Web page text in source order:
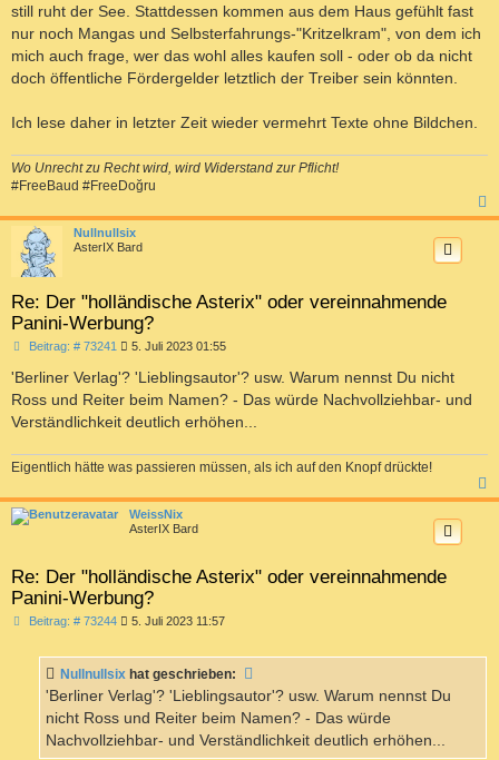
still ruht der See. Stattdessen kommen aus dem Haus gefühlt fast
nur noch Mangas und Selbsterfahrungs-"Kritzelkram", von dem ich
mich auch frage, wer das wohl alles kaufen soll - oder ob da nicht
doch öffentliche Fördergelder letztlich der Treiber sein könnten.
Ich lese daher in letzter Zeit wieder vermehrt Texte ohne Bildchen.
Wo Unrecht zu Recht wird, wird Widerstand zur Pflicht!
#FreeBaud #FreeDoğru
a
Nullnullsix
AsterIX Bard
Re: Der "holländische Asterix" oder vereinnahmende
Panini-Werbung?
Beitrag: # 73241 B
i
t
r
a
g
5. Juli 2023 01:55
'Berliner Verlag'? 'Lieblingsautor'? usw. Warum nennst Du nicht
Ross und Reiter beim Namen? - Das würde Nachvollziehbar- und
Verständlichkeit deutlich erhöhen...
Eigentlich hätte was passieren müssen, als ich auf den Knopf drückte!
a
WeissNix
AsterIX Bard
Re: Der "holländische Asterix" oder vereinnahmende
Panini-Werbung?
Beitrag: # 73244B
r
a
5. Juli 2023 11:57
Nullnullsix hat geschrieben:
'Berliner Verlag'? 'Lieblingsautor'? usw. Warum nennst Du
nicht Ross und Reiter beim Namen? - Das würde
Nachvollziehbar- und Verständlichkeit deutlich erhöhen...